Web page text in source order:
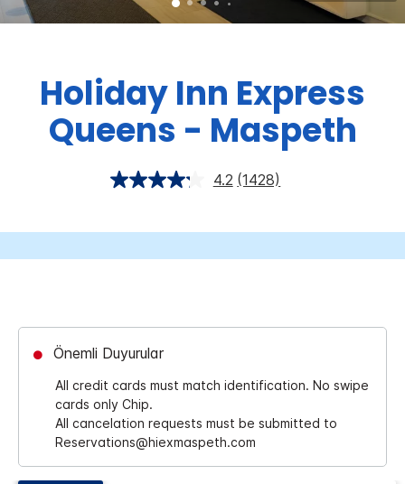
Holiday Inn Express
Queens - Maspeth
4.2 (1428)
Önemli Duyurular
All credit cards must match identification. No swipe
cards only Chip.
All cancelation requests must be submitted to
Reservations@hiexmaspeth.com